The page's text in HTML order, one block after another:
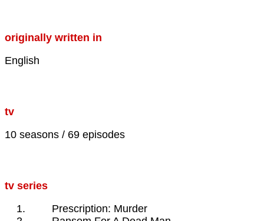
originally written in
English
tv
10 seasons / 69 episodes
tv series
Prescription: Murder